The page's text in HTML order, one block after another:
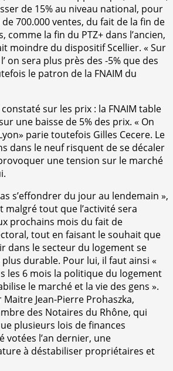
de 15% au niveau national, pour
700.000 ventes, du fait de la fin de
comme la fin du PTZ+ dans l’ancien,
moindre du dispositif Scellier. « Sur
on sera plus près des -5% que des
le patron de la FNAIM du
sur les prix : la FNAIM table
une baisse de 5% des prix. « On
parie toutefois Gilles Cecere. Le
dans le neuf risquent de se décaler
une tension sur le marché
s’effondrer du jour au lendemain »,
malgré tout que l’activité sera
prochains mois du fait de
tout en faisant le souhait que
dans le secteur du logement se
durable. Pour lui, il faut ainsi «
les 6 mois la politique du logement
le marché et la vie des gens ».
Jean-Pierre Prohaszka,
des Notaires du Rhône, qui
plusieurs lois de finances
votées l’an dernier, une
à déstabiliser propriétaires et